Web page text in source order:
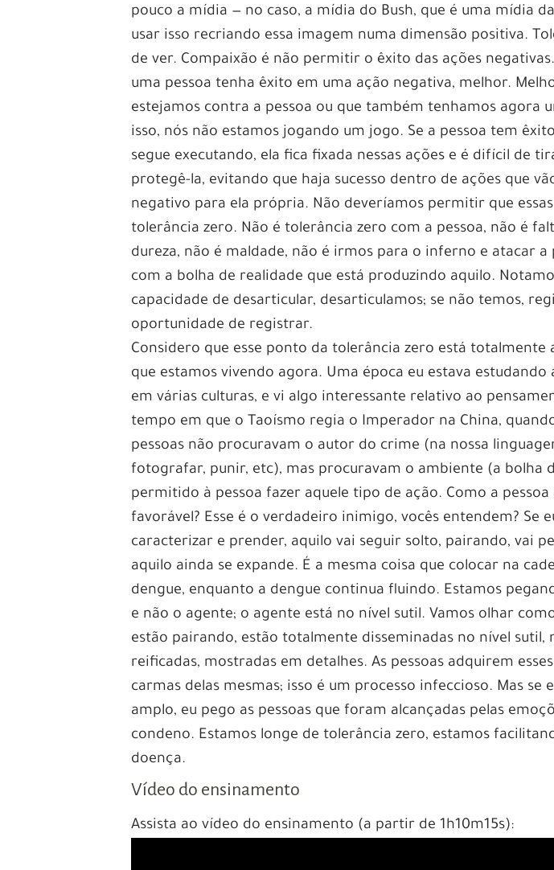
pouco a mídia — no caso, a mídia do Bush, que é uma mídia
usar isso recriando essa imagem numa dimensão positiva.
de ver. Compaixão é não permitir o êxito das ações
uma pessoa tenha êxito em uma ação negativa, melhor.
estejamos contra a pessoa ou que também tenhamos agora
isso, nós não estamos jogando um jogo. Se a pessoa tem
segue executando, ela fica fixada nessas ações e é difícil de
protegê-la, evitando que haja sucesso dentro de ações que
negativo para ela própria. Não deveríamos permitir que
tolerância zero. Não é tolerância zero com a pessoa, não é
dureza, não é maldade, não é irmos para o inferno e atacar a
com a bolha de realidade que está produzindo aquilo.
capacidade de desarticular, desarticulamos; se não temos,
oportunidade de registrar.
Considero que esse ponto da tolerância zero está
que estamos vivendo agora. Uma época eu estava
em várias culturas, e vi algo interessante relativo ao
tempo em que o Taoísmo regia o Imperador na China,
pessoas não procuravam o autor do crime (na nossa
fotografar, punir, etc), mas procuravam o ambiente (a bolha
permitido à pessoa fazer aquele tipo de ação. Como a
favorável? Esse é o verdadeiro inimigo, vocês entendem? Se
caracterizar e prender, aquilo vai seguir solto, pairando, vai
aquilo ainda se expande. É a mesma coisa que colocar na
dengue, enquanto a dengue continua fluindo. Estamos
e não o agente; o agente está no nível sutil. Vamos olhar
estão pairando, estão totalmente disseminadas no nível sutil,
reificadas, mostradas em detalhes. As pessoas adquirem
carmas delas mesmas; isso é um processo infeccioso. Mas se
amplo, eu pego as pessoas que foram alcançadas pelas
condeno. Estamos longe de tolerância zero, estamos
doença.
Vídeo do ensinamento
Assista ao vídeo do ensinamento (a partir de 1h10m15s):